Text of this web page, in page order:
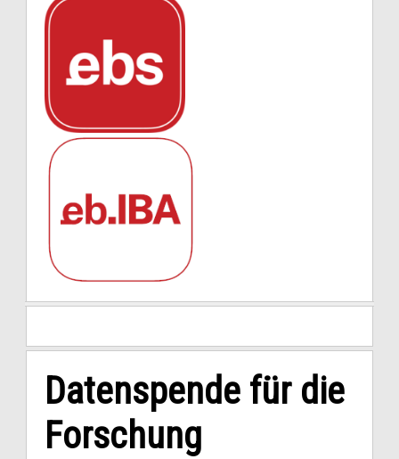
Datenspende für die
Forschung